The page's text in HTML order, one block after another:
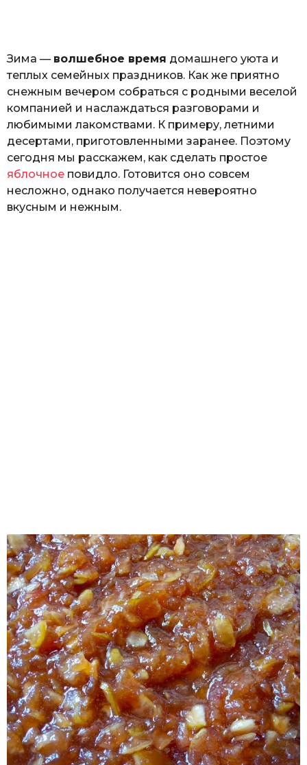
Зима — волшебное время домашнего уюта и
теплых семейных праздников. Как же приятно
снежным вечером собраться с родными веселой
компанией и наслаждаться разговорами и
любимыми лакомствами. К примеру, летними
десертами, приготовленными заранее. Поэтому
сегодня мы расскажем, как сделать простое
яблочное повидло. Готовится оно совсем
несложно, однако получается невероятно
вкусным и нежным.